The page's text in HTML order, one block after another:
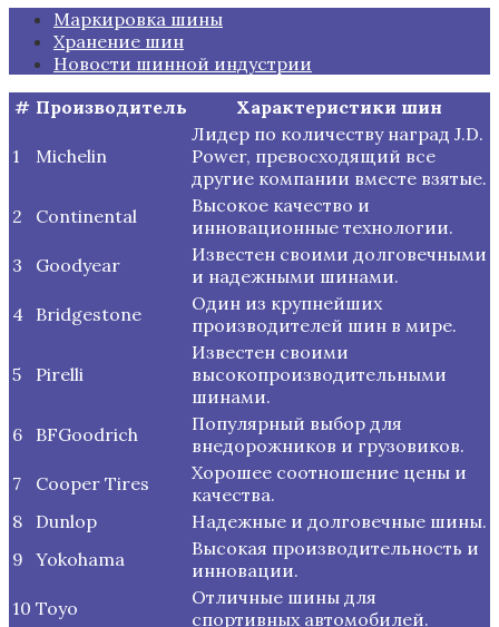
Маркировка шины
Хранение шин
Новости шинной индустрии
# Производитель Характеристики шин
1 Michelin
Лидер по количеству наград J.D.
Power, превосходящий все
другие компании вместе взятые.
2
Continental
Высокое качество и
инновационные технологии.
3
Goodyear
Известен своими долговечными
и надежными шинами.
4 Bridgestone
Один из крупнейших
производителей шин в мире.
5 Pirelli
Известен своими
высокопроизводительными
шинами.
6
BFGoodrich
Популярный выбор для
внедорожников и грузовиков.
7
Cooper Tires
Хорошее соотношение цены и
качества.
8
Dunlop
Надежные и долговечные шины.
9 Yokohama
Высокая производительность и
инновации.
10 Toyo
Отличные шины для
спортивных автомобилей.